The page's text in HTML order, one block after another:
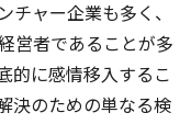
ャー企業も多く、
営者であることが多
的に感情移入するこ
決のための単なる検